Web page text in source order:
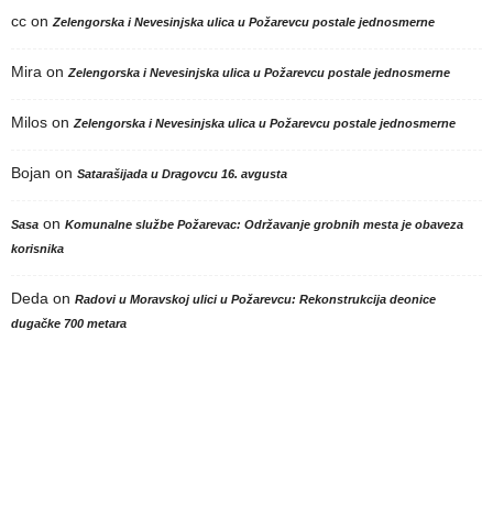
cc on Zelengorska i Nevesinjska ulica u Požarevcu postale jednosmerne
Mira on Zelengorska i Nevesinjska ulica u Požarevcu postale jednosmerne
Milos on Zelengorska i Nevesinjska ulica u Požarevcu postale jednosmerne
Bojan on Satarašijada u Dragovcu 16. avgusta
Sasa on Komunalne službe Požarevac: Održavanje grobnih mesta je obaveza
korisnika
Deda on Radovi u Moravskoj ulici u Požarevcu: Rekonstrukcija deonice
dugačke 700 metara